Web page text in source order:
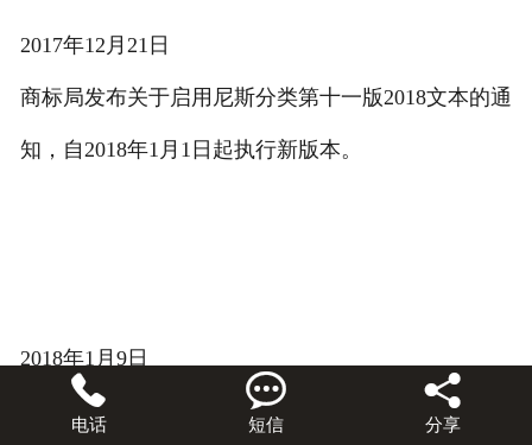
2017年12月21日
商标局发布关于启用尼斯分类第十一版2018文本的通
知，自2018年1月1日起执行新版本。
2018年1月9日
商标局在中国商标网发布2017年遏制恶意注册、打击

电话

短信

分享